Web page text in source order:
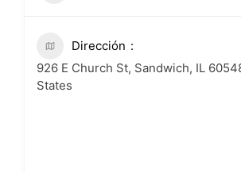
Dirección
926 E Church St, Sandwich, IL
States